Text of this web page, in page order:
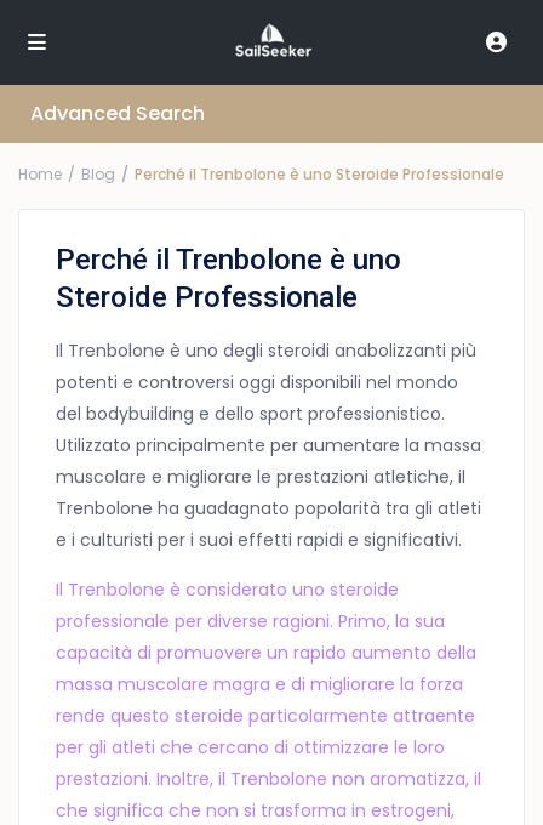
Advanced Search
Home Blog Perché il Trenbolone è uno Steroide Professionale
Perché il Trenbolone è uno
Steroide Professionale
Il Trenbolone è uno degli steroidi anabolizzanti più
potenti e controversi oggi disponibili nel mondo
del bodybuilding e dello sport professionistico.
Utilizzato principalmente per aumentare la massa
muscolare e migliorare le prestazioni atletiche, il
Trenbolone ha guadagnato popolarità tra gli atleti
e i culturisti per i suoi effetti rapidi e significativi.
Il Trenbolone è considerato uno steroide
professionale per diverse ragioni. Primo, la sua
capacità di promuovere un rapido aumento della
massa muscolare magra e di migliorare la forza
rende questo steroide particolarmente attraente
per gli atleti che cercano di ottimizzare le loro
prestazioni. Inoltre, il Trenbolone non aromatizza, il
che significa che non si trasforma in estrogeni,